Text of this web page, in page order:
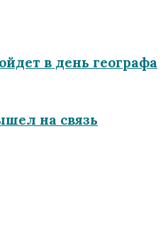
в день географа
на связь